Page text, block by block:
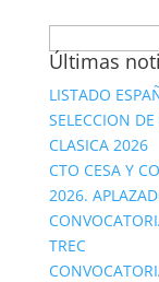
Últimas
LISTADO
SELECCION
CLASICA 2026
CTO CESA Y
2026.
TREC